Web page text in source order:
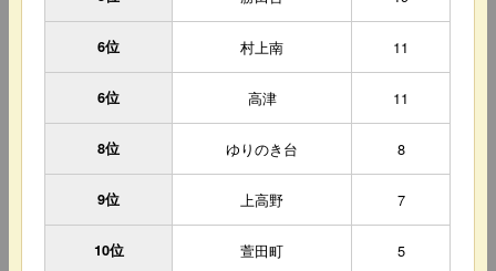
6位 村上南 11
6位 高津 11
8位 ゆりのき台 8
9位 上高野 7
10位 萱田町 5